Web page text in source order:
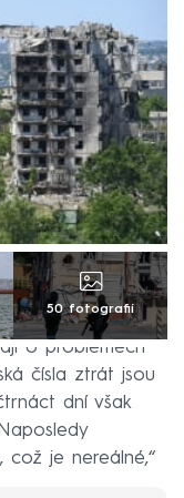
50 fotografií
o problémech
čísla ztrát jsou
dní však
což je nereálné,“